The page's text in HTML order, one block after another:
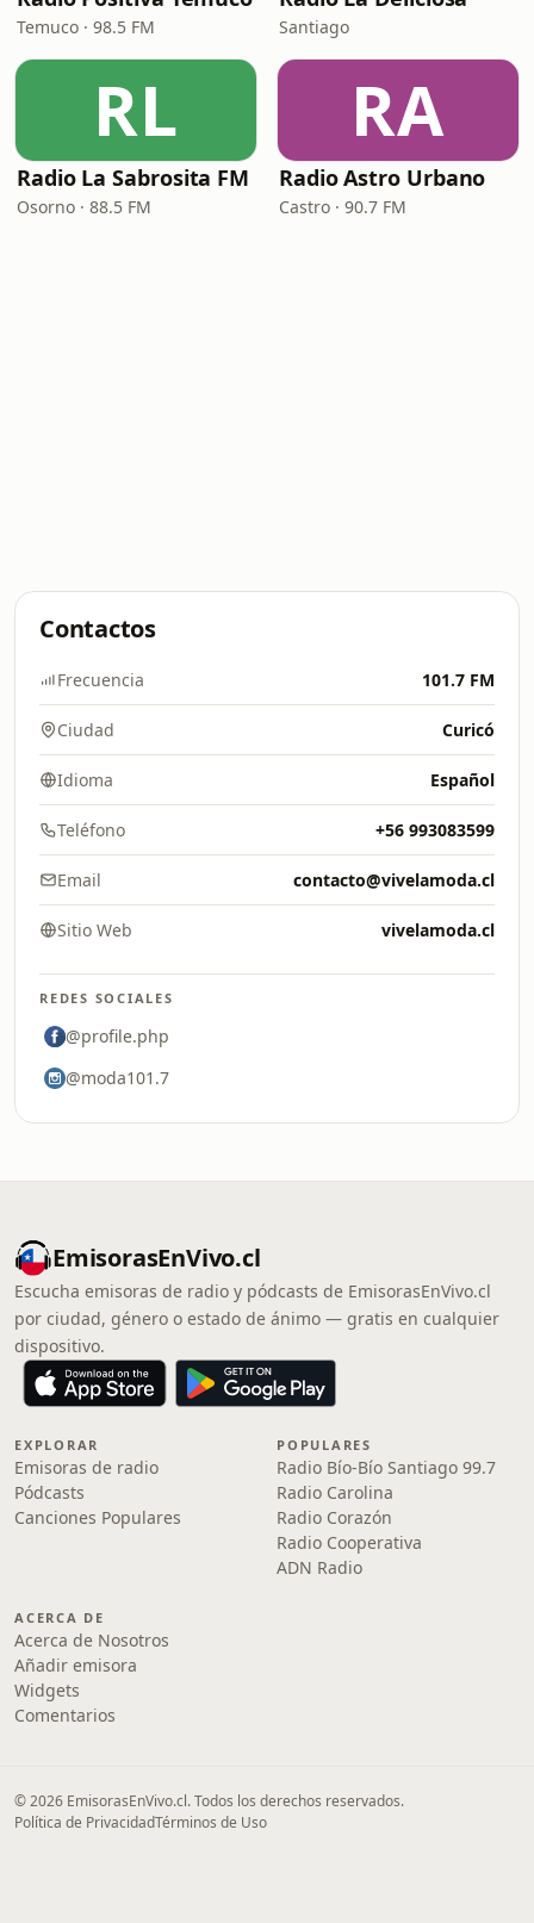
Temuco · 98.5 FM Santiago
RL
Radio La Sabrosita FM
Osorno · 88.5 FM
RA
Radio Astro Urbano
Castro · 90.7 FM
Contactos
Frecuencia 101.7 FM
Ciudad Curicó
Idioma Español
Teléfono +56 993083599
Email contacto@vivelamoda.cl
Sitio Web vivelamoda.cl
REDES SOCIALES
@profile.php
@moda101.7
EmisorasEnVivo.cl
Escucha emisoras de radio y pódcasts de EmisorasEnVivo.cl
por ciudad, género o estado de ánimo — gratis en cualquier
dispositivo.
EXPLORAR
Emisoras de radio
Pódcasts
Canciones Populares
POPULARES
Radio Bío-Bío Santiago 99.7
Radio Carolina
Radio Corazón
Radio Cooperativa
ADN Radio
ACERCA DE
Acerca de Nosotros
Añadir emisora
Widgets
Comentarios
© 2026 EmisorasEnVivo.cl. Todos los derechos reservados.
Política de PrivacidadTérminos de Uso